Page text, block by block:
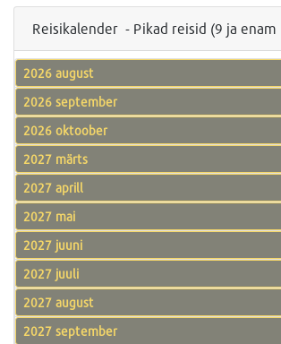
Reisikalender - Pikad reisid (9 ja enam
2026 august
2026 september
2026 oktoober
2027 märts
2027 aprill
2027 mai
2027 juuni
2027 juuli
2027 august
2027 september